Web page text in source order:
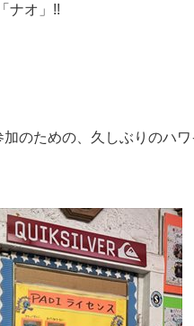
ナオ」!!
のための、久しぶりのハ